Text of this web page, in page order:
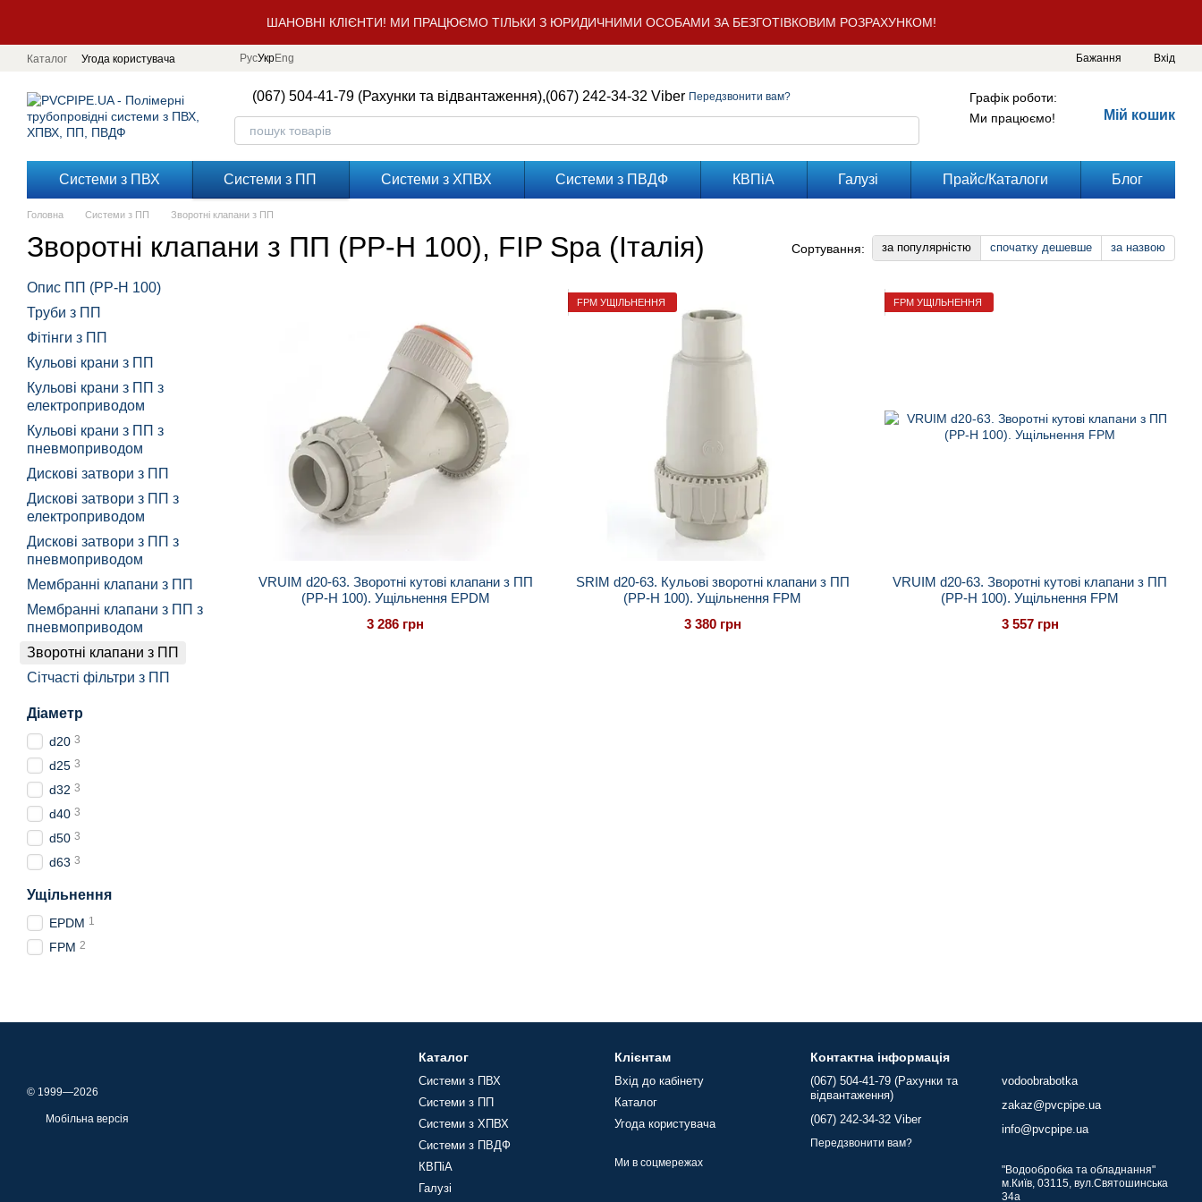
ШАНОВНІ КЛІЄНТИ! МИ ПРАЦЮЄМО ТІЛЬКИ З ЮРИДИЧНИМИ ОСОБАМИ ЗА БЕЗГОТІВКОВИМ РОЗРАХУНКОМ!
Каталог Угода користувача РусУкрEng Бажання Вхід
(067) 504-41-79 (Рахунки та відвантаження),(067) 242-34-32 Viber Передзвонити вам?
Графік роботи:
Ми працюємо!
Мій кошик
Системи з ПВХ Системи з ПП Системи з ХПВХ Системи з ПВДФ КВПіА Галузі Прайс/Каталоги Блог
Головна Системи з ПП Зворотні клапани з ПП
Зворотні клапани з ПП (PP-H 100), FIP Spa (Італія) Сортування: за популярністю спочатку дешевше за назвою
VRUIM d20-63. Зворотні кутові клапани з ПП
(PP-H 100). Ущільнення EPDM
3 286 грн
FPM УЩІЛЬНЕННЯ
SRIM d20-63. Кульові зворотні клапани з ПП
(PP-H 100). Ущільнення FPM
3 380 грн
FPM УЩІЛЬНЕННЯ
VRUIM d20-63. Зворотні кутові клапани з ПП
(PP-H 100). Ущільнення FPM
3 557 грн
Опис ПП (PP-H 100)
Труби з ПП
Фітінги з ПП
Кульові крани з ПП
Кульові крани з ПП з
електроприводом
Кульові крани з ПП з
пневмоприводом
Дискові затвори з ПП
Дискові затвори з ПП з
електроприводом
Дискові затвори з ПП з
пневмоприводом
Мембранні клапани з ПП
Мембранні клапани з ПП з
пневмоприводом
Зворотні клапани з ПП
Сітчасті фільтри з ПП
Діаметр
d20 3
d25 3
d32 3
d40 3
d50 3
d63 3
Ущільнення
EPDM 1
FPM 2
© 1999—2026
Мобільна версія
Каталог
Системи з ПВХ
Системи з ПП
Системи з ХПВХ
Системи з ПВДФ
КВПіА
Галузі
Клієнтам
Вхід до кабінету
Каталог
Угода користувача
Ми в соцмережах
Контактна інформація
(067) 504-41-79 (Рахунки та
відвантаження)
(067) 242-34-32 Viber
Передзвонити вам?
vodoobrabotka
zakaz@pvcpipe.ua
info@pvcpipe.ua
"Водообробка та обладнання"
м.Київ, 03115, вул.Святошинська
34а